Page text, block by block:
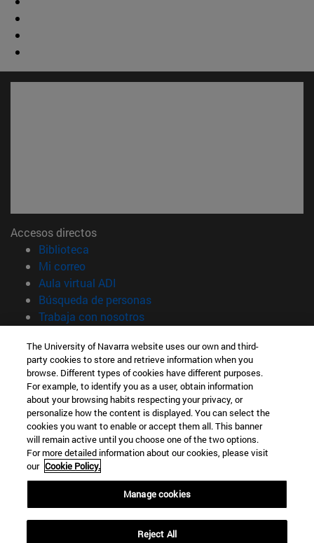
Accesos directos
Biblioteca
Mi correo(abre en nueva ventana)
Aula virtual ADI
Búsqueda de personas(abre en nueva ventana)
Trabaja con nosotros(abre en nueva ventana)
Información
TFNO +34 948 42 56 00
¿QUÉ GRADO TE INTERESA?
¿QUÉ MÁSTER TE INTERESA?
© Universidad de Navarra
Información legal
Accesibilidad
Configuración de cookies
The University of Navarra website uses our own and third-
party cookies to store and retrieve information when you
browse. Different types of cookies have different purposes.
For example, to identify you as a user, obtain information
about your browsing habits respecting your privacy, or
personalize how the content is displayed. You can select the
cookies you want to enable or accept them all. This banner
will remain active until you choose one of the two options.
For more detailed information about our cookies, please visit
our Cookie Policy.
Manage cookies
Reject All